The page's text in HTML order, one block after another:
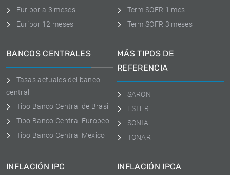
Euribor a 3 meses
Euríbor 12 meses
Term SOFR 1 mes
Term SOFR 3 meses
BANCOS CENTRALES
Tasas actuales del banco
central
Tipo Banco Central de Brasil
Tipo Banco Central Europeo
Tipo Banco Central Mexico
MÁS TIPOS DE
REFERENCIA
SARON
ESTER
SONIA
TONAR
INFLACIÓN IPC INFLACIÓN IPCA